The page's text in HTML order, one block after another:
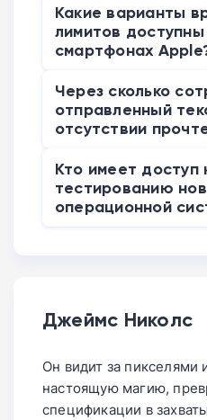
Какие варианты
лимитов
смартфонах
хронометраж
удаления.
минут, 1 час либо 2
Через сколько
отправленный
отсутствии
присланное
мессенджер убирает
Кто имеет доступ
тестированию
операционной
участников
Джеймс Николс
Он видит за пикселями
настоящую магию,
спецификации в